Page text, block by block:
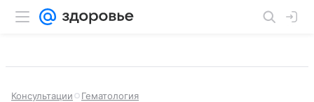
Консультации Гематология